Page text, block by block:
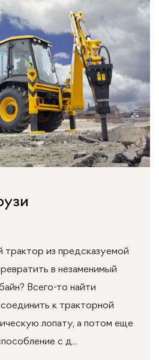
трактор из предсказуемой
в незаменимый
Всего-то найти
к тракторной
лопату, а потом еще
с д...